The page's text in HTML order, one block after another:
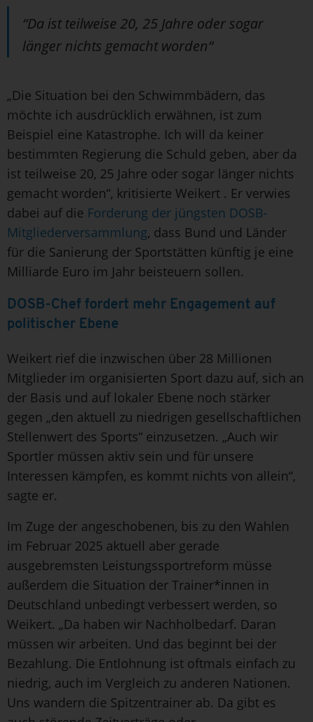
“Da ist teilweise 20, 25 Jahre oder sogar
länger nichts gemacht worden“
„Die Situation bei den Schwimmbädern, das
möchte ich ausdrücklich erwähnen, ist zum
Beispiel eine Katastrophe. Ich will da keiner
bestimmten Regierung die Schuld geben, aber da
ist teilweise 20, 25 Jahre oder sogar länger nichts
gemacht worden“, kritisierte Weikert . Er verwies
dabei auf die Forderung der jüngsten DOSB-
Mitgliederversammlung, dass Bund und Länder
für die Sanierung der Sportstätten künftig je eine
Milliarde Euro im Jahr beisteuern sollen.
DOSB-Chef fordert mehr Engagement auf
politischer Ebene
Weikert rief die inzwischen über 28 Millionen
Mitglieder im organisierten Sport dazu auf, sich an
der Basis und auf lokaler Ebene noch stärker
gegen „den aktuell zu niedrigen gesellschaftlichen
Stellenwert des Sports“ einzusetzen. „Auch wir
Sportler müssen aktiv sein und für unsere
Interessen kämpfen, es kommt nichts von allein“,
sagte er.
Im Zuge der angeschobenen, bis zu den Wahlen
im Februar 2025 aktuell aber gerade
ausgebremsten Leistungssportreform müsse
außerdem die Situation der Trainer*innen in
Deutschland unbedingt verbessert werden, so
Weikert. „Da haben wir Nachholbedarf. Daran
müssen wir arbeiten. Und das beginnt bei der
Bezahlung. Die Entlohnung ist oftmals einfach zu
niedrig, auch im Vergleich zu anderen Nationen.
Uns wandern die Spitzentrainer ab. Da gibt es